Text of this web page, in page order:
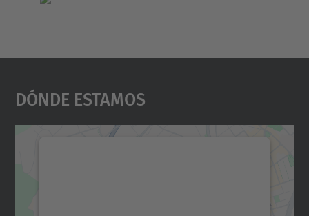
Dónde Estamos